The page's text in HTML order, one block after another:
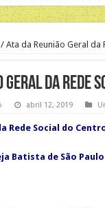
/ Ata da Reunião Geral da
Geral da
abril 12, 2019
Rede Social do
Batista de São Paulo